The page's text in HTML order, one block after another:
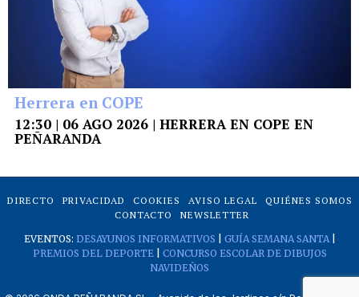
Herrera en COPE
12:30 | 06 AGO 2026 | HERRERA EN COPE EN
PEÑARANDA
DIRECTO PRIVACIDAD COOKIES AVISO LEGAL
QUIÉNES SOMOS
CONTACTO
NEWSLETTER
EVENTOS: DESAYUNOS INFORMATIVOS GUÍA SEMANA SANTA|
PREMIOS DEL DEPORTE| CONCURSO ESCOLAR DE DIBUJOS
NAVIDEÑOS